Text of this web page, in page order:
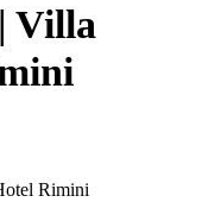
Villa
Rimini